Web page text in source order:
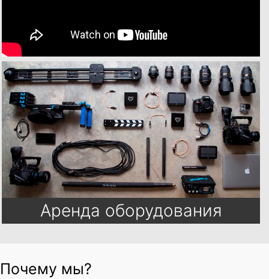
Аренда оборудования
Почему мы?